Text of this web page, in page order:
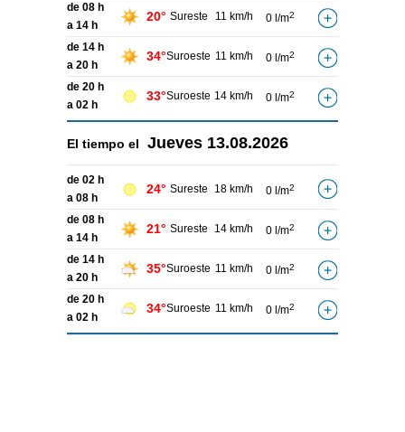
de 08 h
a 14 h
20° Sureste 11 km/h 0 l/m2
de 14 h
a 20 h
34°Suroeste 11 km/h 0 l/m2
de 20 h
a 02 h
33°Suroeste 14 km/h 0 l/m2
El tiempo el Jueves 13.08.2026
de 02 h
a 08 h
24° Sureste 18 km/h 0 l/m2
de 08 h
a 14 h
21° Sureste 14 km/h 0 l/m2
de 14 h
a 20 h
35°Suroeste 11 km/h 0 l/m2
de 20 h
a 02 h
34°Suroeste 11 km/h 0 l/m2